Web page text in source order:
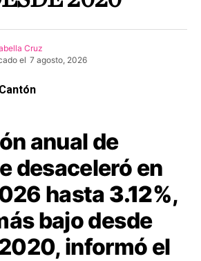
Cruz
el 7 agosto, 2026
anual de
desaceleró en
hasta 3.12%,
bajo desde
informó el